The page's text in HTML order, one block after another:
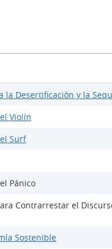
la Desertificación y la
Violín
Surf
Pánico
Contrarrestar el
Sostenible